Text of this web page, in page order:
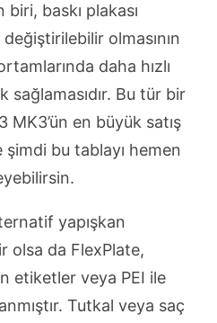
baskı plakası
olmasının
daha hızlı
sağlamasıdır. Bu tür bir
en büyük satış
bu tablayı hemen
yapışkan
olsa da FlexPlate,
etiketler veya PEI ile
Tutkal veya saç